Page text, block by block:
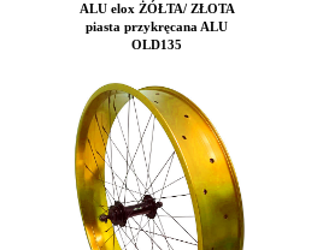
ALU elox ŻÓŁTA/ ZŁOTA
piasta przykręcana ALU
OLD135